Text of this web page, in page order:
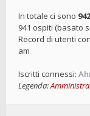
In totale ci sono 942
941 ospiti (basato
Record di utenti
am
Iscritti connessi:
Legenda: